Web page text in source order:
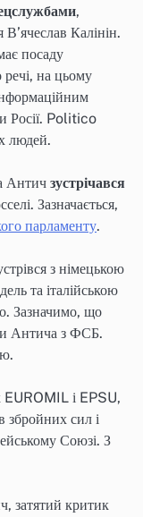
,
Калінін.
посаду
на цьому
Росії. Politico
людей.
Антич зустрічався
Зазначається,
парламенту.
з німецькою
та італійською
Зазначимо, що
Антича з ФСБ.
EUROMIL і EPSU,
збройних сил і
Союзі. З
затятий критик